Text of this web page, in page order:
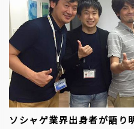
ソシャゲ業界出身者が語り